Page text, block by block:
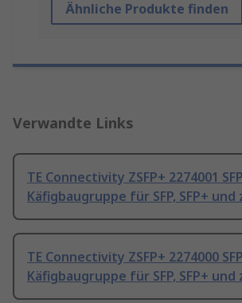
Ähnliche Produkte finden
Verwandte Links
TE Connectivity ZSFP+ 2274001
Käfigbaugruppe für SFP, SFP+ und
TE Connectivity ZSFP+ 2274000
Käfigbaugruppe für SFP, SFP+ und